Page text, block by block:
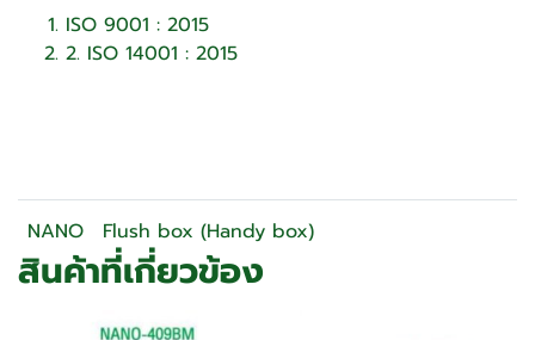
ISO 9001 : 2015
2. ISO 14001 : 2015
NANO Flush box (Handy box)
สินค้าที่เกี่ยวข้อง